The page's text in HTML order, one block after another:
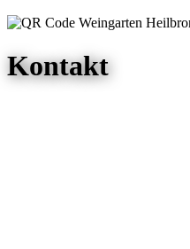
Kontakt